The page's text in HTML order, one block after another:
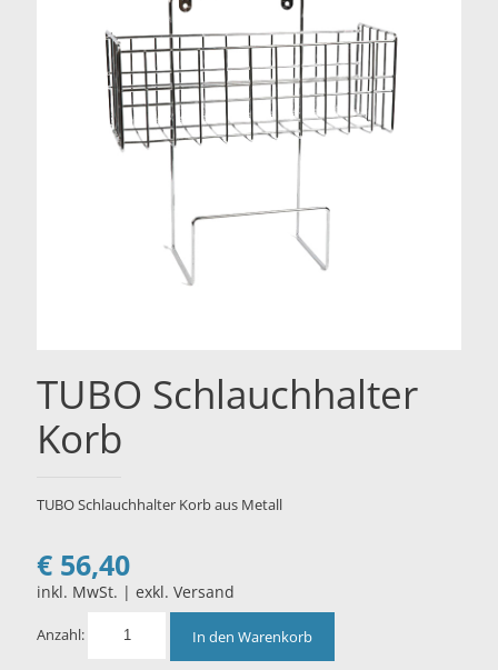
TUBO Schlauchhalter
Korb
TUBO Schlauchhalter Korb aus Metall
€ 56,40
inkl. MwSt. | exkl. Versand
Anzahl: In den Warenkorb